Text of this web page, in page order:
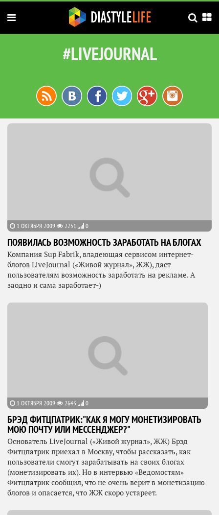
#LIVEJOURNAL
1 ОКТЯБРЯ 2009 2251 0
ПОЯВИЛАСЬ ВОЗМОЖНОСТЬ ЗАРАБОТАТЬ НА БЛОГАХ
Компания Sup Fabrik, владеющая сервисом интернет-
блогов LiveJournal («Живой журнал», ЖЖ), даст
пользователям возможность заработать на рекламе. А
заодно и сама заработает-)
1 ОКТЯБРЯ 2009 2643 0
БРЭД ФИТЦПАТРИК:"КАК Я МОГУ МОНЕТИЗИРОВАТЬ
МОЮ ПОЧТУ ИЛИ МЕССЕНДЖЕР?"
Основатель LiveJournal («Живой журнал», ЖЖ) Брэд
Фитцпатрик приехал в Москву, чтобы рассказать, как
пользователи смогут зарабатывать на своих блогах
(монетизировать их). Но в интервью «Ведомостям»
Фитцпатрик сообщил, что не очень верит в монетизацию
блогов и опасается, что ЖЖ скоро устареет.